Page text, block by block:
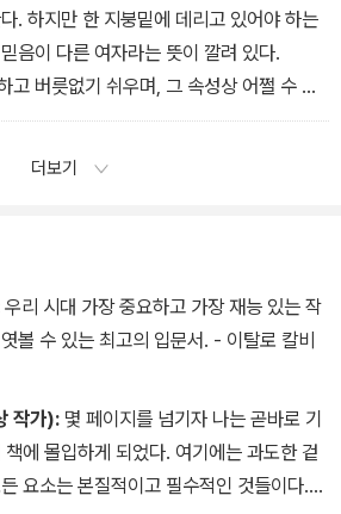
어와 표현에 달했는데, 대부분 히브리어 어
사와 어미를 붙여 만들었다. 이렇게 대충
같고 비밀스러운 기능이 있음을 알 수 있
리에서 그들에 대해 이야기할 때나, 그들
언어인 셈이다.
. 하지만 한 지붕밑에 데리고 있어야 하는
음이 다른 여자라는 뜻이 깔려 있다.
고 버릇없기 쉬우며, 그 속성상 어쩔 수 없
에 악의 어린 호기심을 보인다. 그래서 집
와 표현에 달했는데, 대부분 히브리어 어
같고 비밀스러운 기능이 있음을 알 수 있
리에서 그들에 대해 이야기할 때나, 그들
들이 알아듣지 못하게 욕이나 저주로 답
어인 셈이다.
더보기
우리 시대 가장 중요하고 가장 재능 있는 작
볼 수 있는 최고의 입문서. - 이탈로 칼비
작가): 몇 페이지를 넘기자 나는 곧바로 기
에 몰입하게 되었다. 여기에는 과도한 겉
요소는 본질적이고 필수적인 것들이다.